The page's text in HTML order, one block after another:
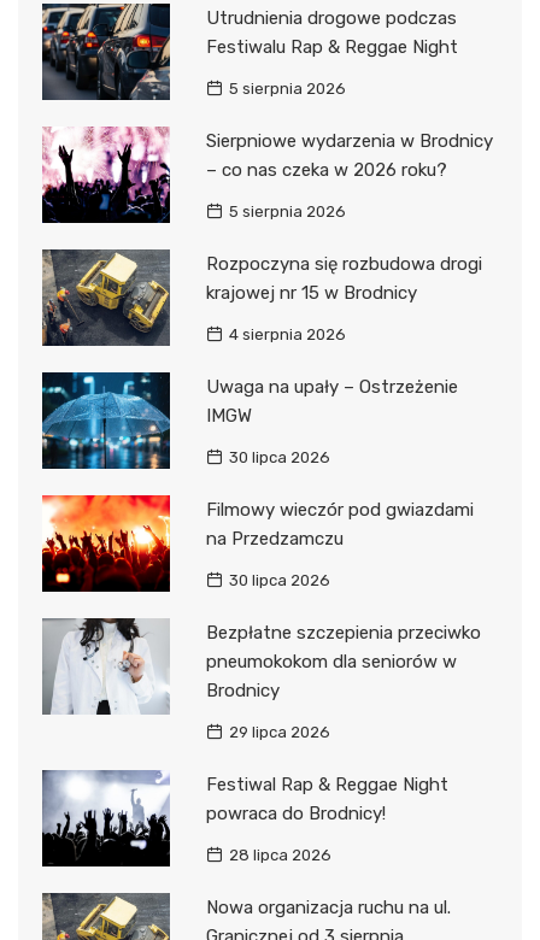
Utrudnienia drogowe podczas
Festiwalu Rap & Reggae Night
5 sierpnia 2026
Sierpniowe wydarzenia w Brodnicy
– co nas czeka w 2026 roku?
5 sierpnia 2026
Rozpoczyna się rozbudowa drogi
krajowej nr 15 w Brodnicy
4 sierpnia 2026
Uwaga na upały – Ostrzeżenie
IMGW
30 lipca 2026
Filmowy wieczór pod gwiazdami
na Przedzamczu
30 lipca 2026
Bezpłatne szczepienia przeciwko
pneumokokom dla seniorów w
Brodnicy
29 lipca 2026
Festiwal Rap & Reggae Night
powraca do Brodnicy!
28 lipca 2026
Nowa organizacja ruchu na ul.